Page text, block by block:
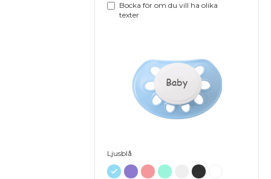
Bocka för om du vill ha olika
texter
Baby
Ljusblå